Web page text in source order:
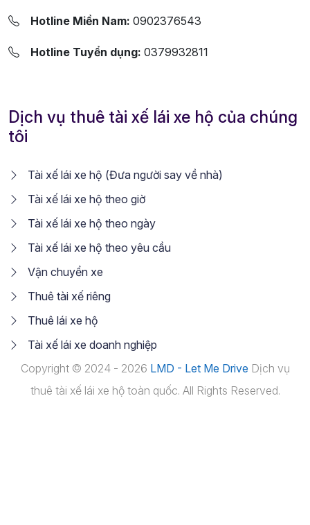
Hotline Miền Nam: 0902376543
Hotline Tuyển dụng: 0379932811
Dịch vụ thuê tài xế lái xe hộ của chúng
tôi
Tài xế lái xe hộ (Đưa người say về nhà)
Tài xế lái xe hộ theo giờ
Tài xế lái xe hộ theo ngày
Tài xế lái xe hộ theo yêu cầu
Vận chuyển xe
Thuê tài xế riêng
Thuê lái xe hộ
Tài xế lái xe doanh nghiệp
Copyright © 2024 - 2026 LMD - Let Me Drive Dịch vụ
thuê tài xế lái xe hộ toàn quốc. All Rights Reserved.